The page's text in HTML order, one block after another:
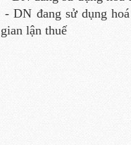
- DN đang sử dụng
gian lận thuế